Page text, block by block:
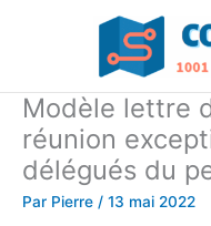
Modèle lettre
réunion
délégués du
Par Pierre / 13 mai 2022